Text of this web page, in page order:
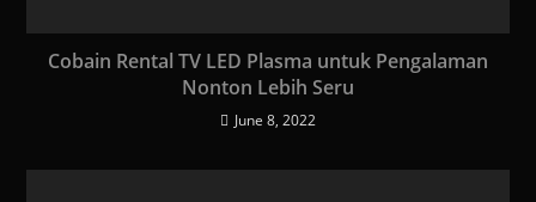
Cobain Rental TV LED Plasma untuk Pengalaman
Nonton Lebih Seru
June 8, 2022